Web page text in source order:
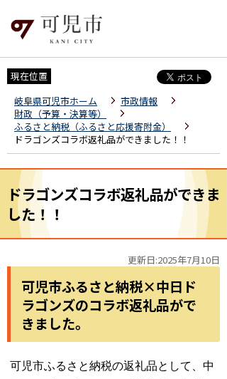
現在位置
岐阜県可児市ホーム
市政情報
財政（予算・決算等）
ふるさと納税（ふるさと応援寄附金）
ドラゴンズコラボ返礼品ができました！！
ドラゴンズコラボ返礼品ができま
した！！
更新日:2025年7月10日
可児市ふるさと納税×中日ド
ラゴンズのコラボ返礼品がで
きました。
可児市ふるさと納税の返礼品として、中